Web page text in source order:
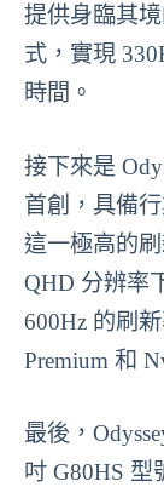
提供身臨其
式，實現
時間。
接下來是
首創，具備
這一極高的
QHD 分辨率
600Hz 的刷
Premium 和
最後，
吋 G80HS 型